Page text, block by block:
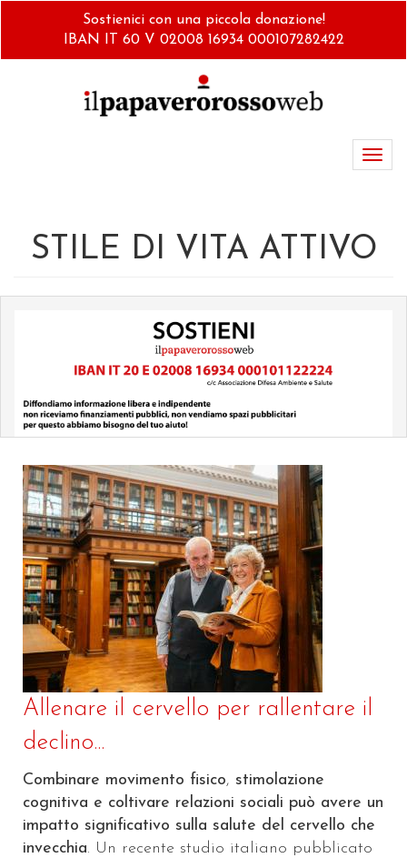
Sostienici con una piccola donazione!
IBAN IT 60 V 02008 16934 000107282422
STILE DI VITA ATTIVO
Allenare il cervello per rallentare il
declino...
Combinare movimento fisico, stimolazione
cognitiva e coltivare relazioni sociali può avere un
impatto significativo sulla salute del cervello che
invecchia. Un recente studio italiano pubblicato